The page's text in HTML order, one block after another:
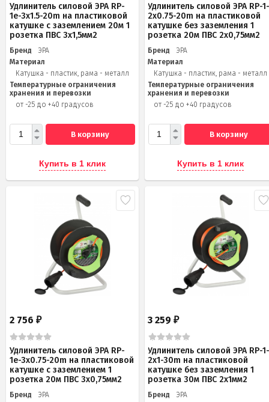
Удлинитель силовой ЭРА RP-
1e-3x1.5-20m на пластиковой
катушке c заземлением 20м 1
розетка ПВС 3х1,5мм2
Бренд
ЭРА
Материал
Катушка - пластик, рама - металл
Температурные ограничения
хранения и перевозки
от -25 до +40 градусов
В корзину
Купить в 1 клик
Удлинитель силовой ЭРА RP-
2x0.75-20m на пластиковой
катушке без заземления 1
розетка 20м ПВС 2х0,75мм2
Бренд
ЭРА
Материал
Катушка - пластик, рама - металл
Температурные ограничения
хранения и перевозки
от -25 до +40 градусов
В корзину
Купить в 1 клик
2 756 ₽
Удлинитель силовой ЭРА RP-
1e-3х0.75-20m на пластиковой
катушке c заземлением 1
розетка 20м ПВС 3х0,75мм2
Бренд
ЭРА
3 259₽
Удлинитель силовой ЭРА RP-
2x1-30m на пластиковой
катушке без заземления 1
розетка 30м ПВС 2x1мм2
Бренд
ЭРА